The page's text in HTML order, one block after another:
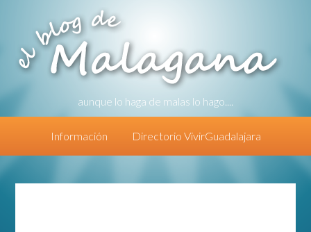
aunque lo haga de malas lo hago....
Información Directorio VivirGuadalajara